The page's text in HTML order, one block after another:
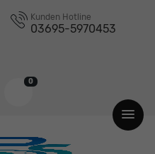
Kunden Hotline
03695-5970453
0